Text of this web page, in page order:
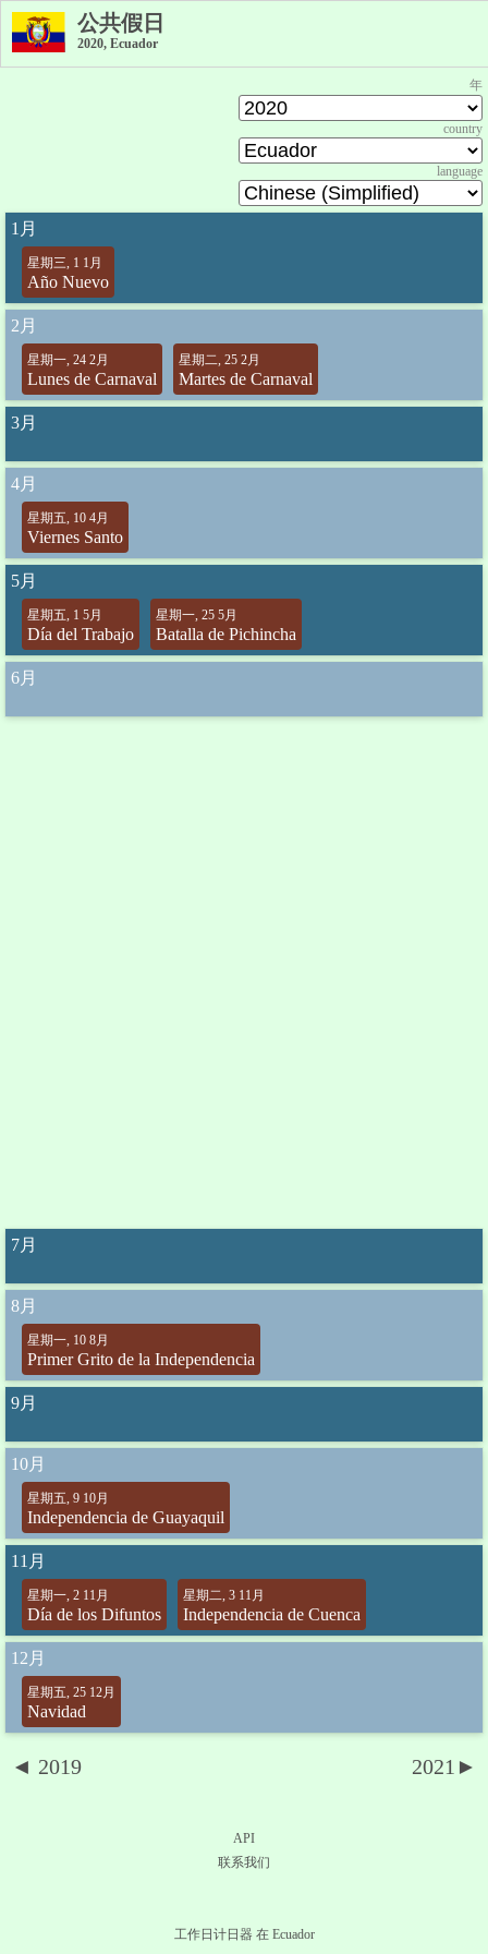
公共假日
2020, Ecuador
年
country
language
1月
星期三, 1 1月
Año Nuevo
2月
星期一, 24 2月
Lunes de Carnaval
星期二, 25 2月
Martes de Carnaval
3月
4月
星期五, 10 4月
Viernes Santo
5月
星期五, 1 5月
Día del Trabajo
星期一, 25 5月
Batalla de Pichincha
6月
7月
8月
星期一, 10 8月
Primer Grito de la Independencia
9月
10月
星期五, 9 10月
Independencia de Guayaquil
11月
星期一, 2 11月
Día de los Difuntos
星期二, 3 11月
Independencia de Cuenca
12月
星期五, 25 12月
Navidad
◄ 2019 2021►
API
联系我们
工作日计日器 在 Ecuador